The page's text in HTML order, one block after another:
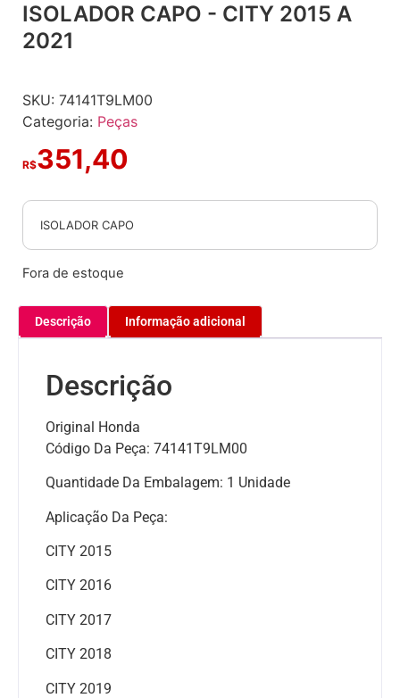
ISOLADOR CAPO - CITY 2015 A
2021
SKU: 74141T9LM00
Categoria: Peças
R$351,40
ISOLADOR CAPO
Fora de estoque
Descrição Informação adicional
Descrição
Original Honda
Código Da Peça: 74141T9LM00
Quantidade Da Embalagem: 1 Unidade
Aplicação Da Peça:
CITY 2015
CITY 2016
CITY 2017
CITY 2018
CITY 2019